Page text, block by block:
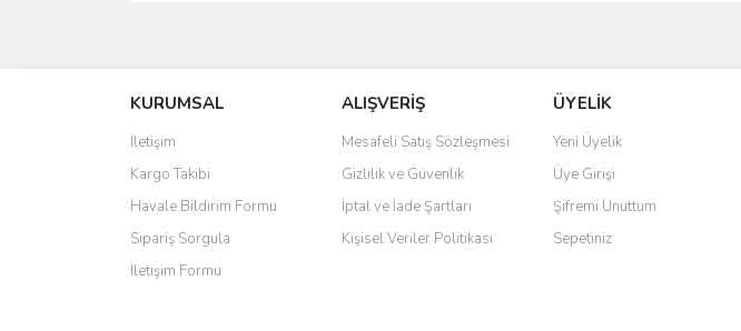
Ürün resmi kalitesiz, bozuk veya görüntülenemiyor.
Ürün açıklamasında eksik bilgiler bulunuyor.
Ürün bilgilerinde hatalar bulunuyor.
Ürün fiyatı diğer sitelerden daha pahalı.
Bu ürüne benzer farklı alternatifler olmalı.
KURUMSAL
İletişim
Kargo Takibi
Havale Bildirim Formu
Sipariş Sorgula
İletişim Formu
ALIŞVERİŞ
Mesafeli Satış Sözleşmesi
Gizlilik ve Güvenlik
İptal ve İade Şartları
Kişisel Veriler Politikası
ÜYELİK
Yeni Üyelik
Üye Girişi
Şifremi Unuttum
Sepetiniz